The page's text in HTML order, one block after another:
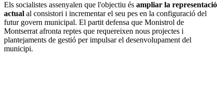
Els socialistes assenyalen que l'objectiu és ampliar la representació
actual al consistori i incrementar el seu pes en la configuració del
futur govern municipal. El partit defensa que Monistrol de
Montserrat afronta reptes que requereixen nous projectes i
plantejaments de gestió per impulsar el desenvolupament del
municipi.